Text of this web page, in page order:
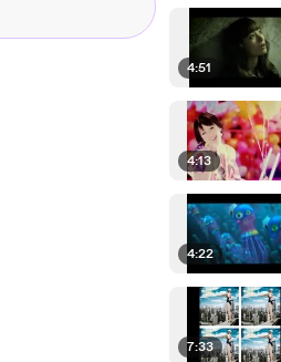
4:51
4:13
4:22
7:33